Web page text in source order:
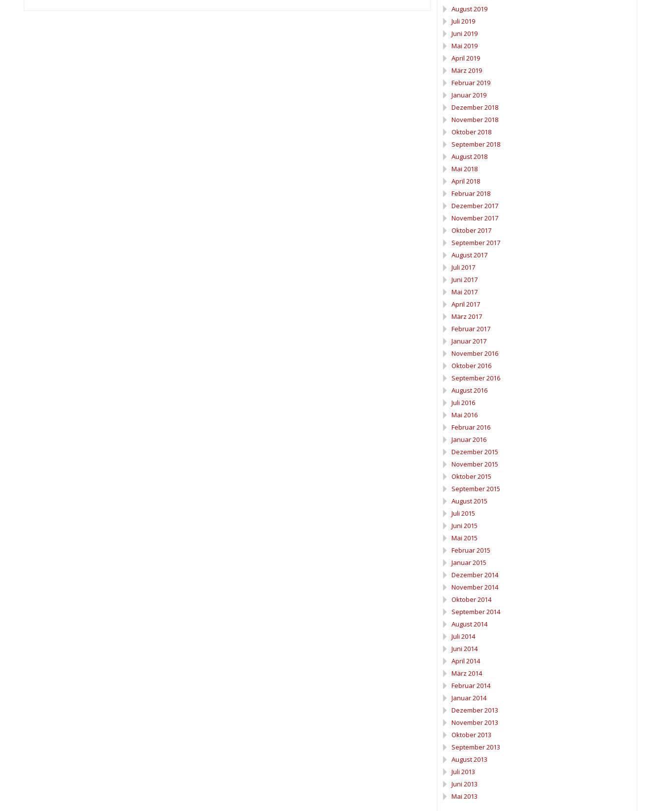
August 2019
Juli 2019
Juni 2019
Mai 2019
April 2019
März 2019
Februar 2019
Januar 2019
Dezember 2018
November 2018
Oktober 2018
September 2018
August 2018
Mai 2018
April 2018
Februar 2018
Dezember 2017
November 2017
Oktober 2017
September 2017
August 2017
Juli 2017
Juni 2017
Mai 2017
April 2017
März 2017
Februar 2017
Januar 2017
November 2016
Oktober 2016
September 2016
August 2016
Juli 2016
Mai 2016
Februar 2016
Januar 2016
Dezember 2015
November 2015
Oktober 2015
September 2015
August 2015
Juli 2015
Juni 2015
Mai 2015
Februar 2015
Januar 2015
Dezember 2014
November 2014
Oktober 2014
September 2014
August 2014
Juli 2014
Juni 2014
April 2014
März 2014
Februar 2014
Januar 2014
Dezember 2013
November 2013
Oktober 2013
September 2013
August 2013
Juli 2013
Juni 2013
Mai 2013